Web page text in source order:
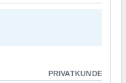
PRIVATKUNDE